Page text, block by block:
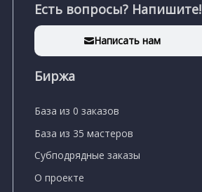
Есть вопросы? Напишите!
Написать нам
Биржа
База из 0 заказов
База из 35 мастеров
Субподрядные заказы
О проекте